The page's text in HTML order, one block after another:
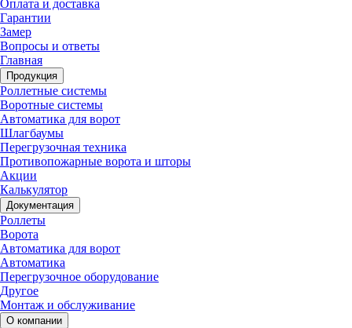
Оплата и доставка
Гарантии
Замер
Вопросы и ответы
Главная
Продукция
Роллетные системы
Воротные системы
Автоматика для ворот
Шлагбаумы
Перегрузочная техника
Противопожарные ворота и шторы
Акции
Калькулятор
Документация
Роллеты
Ворота
Автоматика для ворот
Автоматика
Перегрузочное оборудование
Другое
Монтаж и обслуживание
О компании